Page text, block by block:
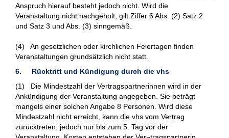
Anspruch hierauf besteht jedoch nicht. Wird die
Veranstaltung nicht nachgeholt, gilt Ziffer 6 Abs. (2) Satz 2
und Satz 3 und Abs. (3) sinngemäß.
(4) An gesetzlichen oder kirchlichen Feiertagen finden
Veranstaltungen grundsätzlich nicht statt.
6. Rücktritt und Kündigung durch die vhs
(1) Die Mindestzahl der Vertragspartnerinnen wird in der
Ankündigung der Veranstaltung angegeben. Sie beträgt
mangels einer solchen Angabe 8 Personen. Wird diese
Mindestzahl nicht erreicht, kann die vhs vom Vertrag
zurücktreten, jedoch nur bis zum 5. Tag vor der